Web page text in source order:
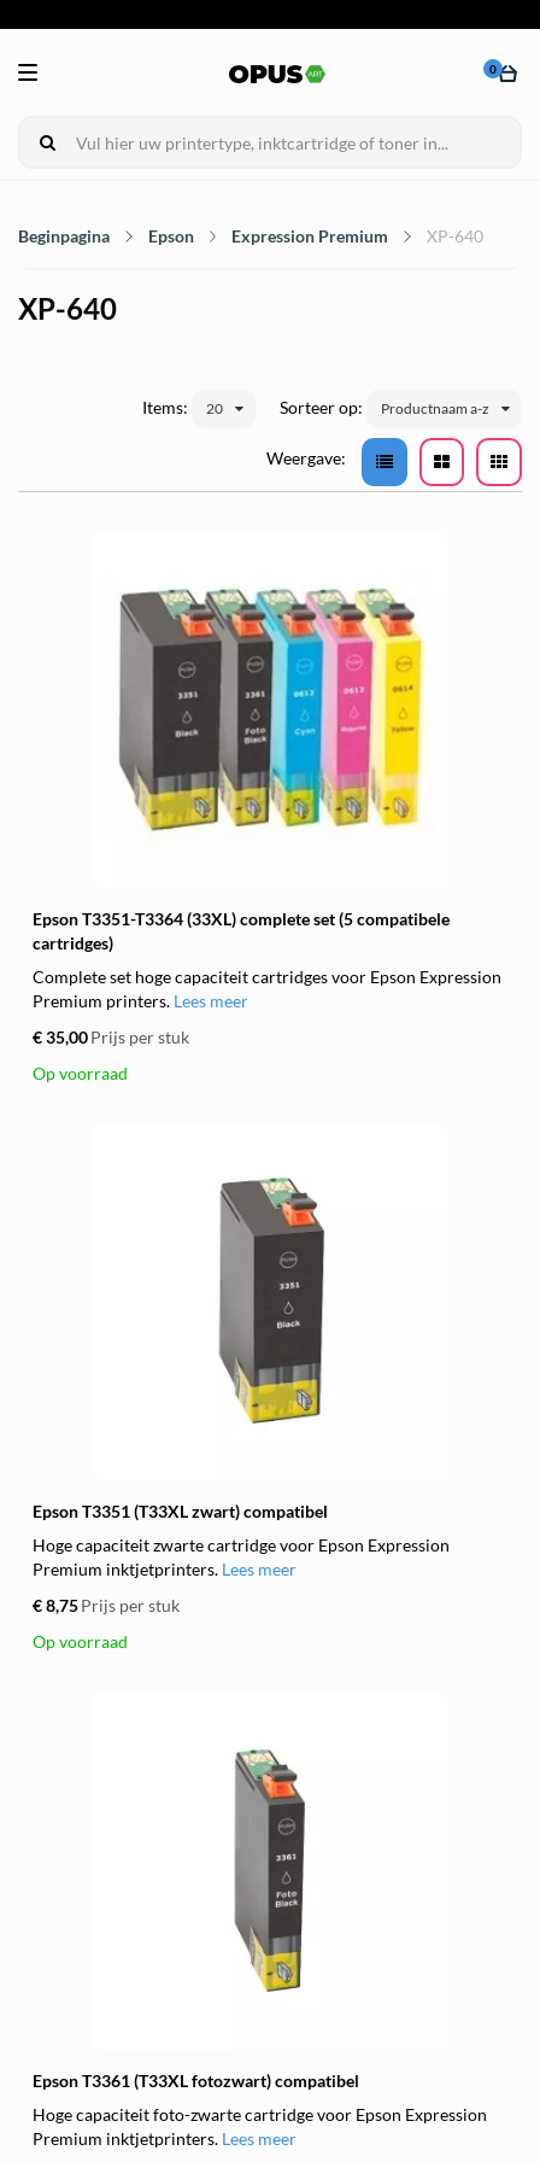
0
Beginpagina Epson Expression Premium XP-640
XP-640
Sorteer op: Productnaam a-z
Items: 20
Weergave:
Epson T3351-T3364 (33XL) complete set (5 compatibele
cartridges)
Complete set hoge capaciteit cartridges voor Epson Expression
Premium printers. Lees meer
€ 35,00Prijs per stuk
Op voorraad
Epson T3351 (T33XL zwart) compatibel
Hoge capaciteit zwarte cartridge voor Epson Expression
Premium inktjetprinters. Lees meer
€ 8,75Prijs per stuk
Op voorraad
Epson T3361 (T33XL fotozwart) compatibel
Hoge capaciteit foto-zwarte cartridge voor Epson Expression
Premium inktjetprinters. Lees meer